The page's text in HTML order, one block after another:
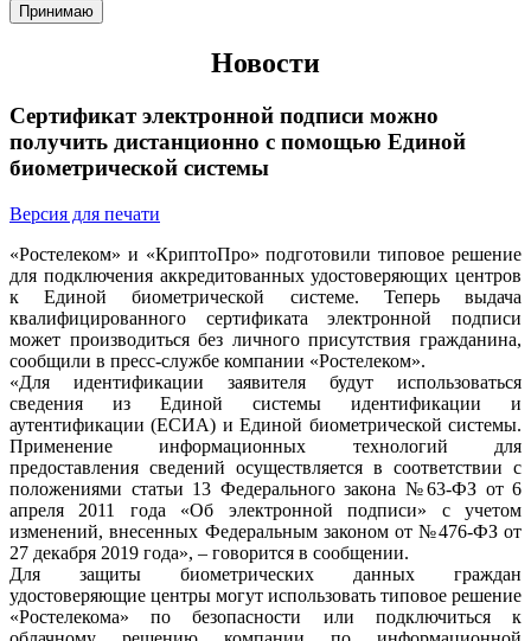
Принимаю
Новости
Сертификат электронной подписи можно
получить дистанционно с помощью Единой
биометрической системы
Версия для печати
«Ростелеком» и «КриптоПро» подготовили типовое решение
для подключения аккредитованных удостоверяющих центров
к Единой биометрической системе. Теперь выдача
квалифицированного сертификата электронной подписи
может производиться без личного присутствия гражданина,
сообщили в пресс-службе компании «Ростелеком».
«Для идентификации заявителя будут использоваться
сведения из Единой системы идентификации и
аутентификации (ЕСИА) и Единой биометрической системы.
Применение информационных технологий для
предоставления сведений осуществляется в соответствии с
положениями статьи 13 Федерального закона №63-ФЗ от 6
апреля 2011 года «Об электронной подписи» с учетом
изменений, внесенных Федеральным законом от №476-ФЗ от
27 декабря 2019 года», – говорится в сообщении.
Для защиты биометрических данных граждан
удостоверяющие центры могут использовать типовое решение
«Ростелекома» по безопасности или подключиться к